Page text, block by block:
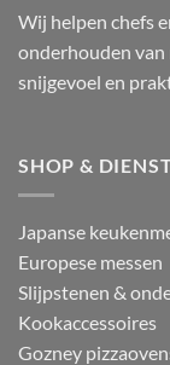
Wij helpen chefs
onderhouden van
snijgevoel en
SHOP &
Japanse
Europese messen
Slijpstenen &
Kookaccessoires
Gozney